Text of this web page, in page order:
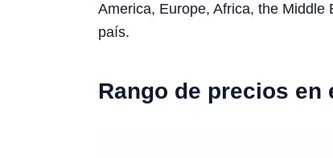
America, Europe, Africa, the
país.
Rango de precios en